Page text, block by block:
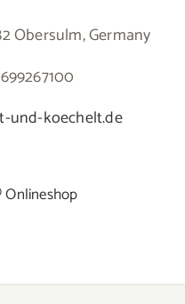
Obersulm, Germany
und-koechelt.de